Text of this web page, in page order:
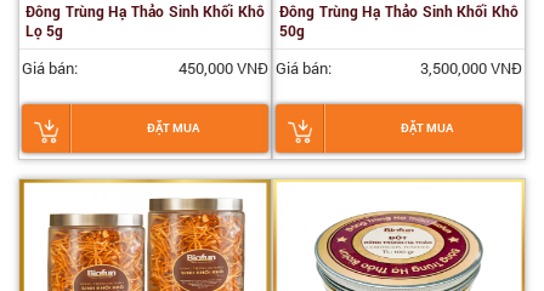
Đông Trùng Hạ Thảo Sinh Khối Khô
Lọ 5g
Giá bán: 450,000 VNĐ
ĐẶT MUA
Đông Trùng Hạ Thảo Sinh Khối Khô
50g
Giá bán: 3,500,000 VNĐ
ĐẶT MUA